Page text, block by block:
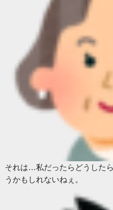
それは…私だったらどうした
うかもしれないねぇ。